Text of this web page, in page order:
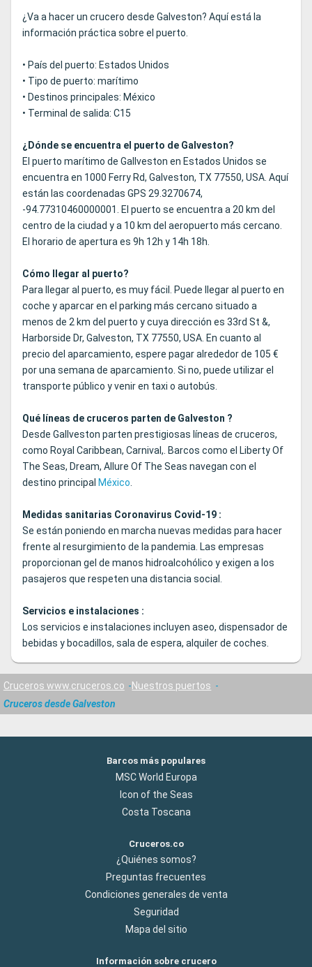
¿Va a hacer un crucero desde Galveston? Aquí está la
información práctica sobre el puerto.
• País del puerto: Estados Unidos
• Tipo de puerto: marítimo
• Destinos principales: México
• Terminal de salida: C15
¿Dónde se encuentra el puerto de Galveston?
El puerto marítimo de Gallveston en Estados Unidos se
encuentra en 1000 Ferry Rd, Galveston, TX 77550, USA. Aquí
están las coordenadas GPS 29.3270674,
-94.77310460000001. El puerto se encuentra a 20 km del
centro de la ciudad y a 10 km del aeropuerto más cercano.
El horario de apertura es 9h 12h y 14h 18h.
Cómo llegar al puerto?
Para llegar al puerto, es muy fácil. Puede llegar al puerto en
coche y aparcar en el parking más cercano situado a
menos de 2 km del puerto y cuya dirección es 33rd St &,
Harborside Dr, Galveston, TX 77550, USA. En cuanto al
precio del aparcamiento, espere pagar alrededor de 105 €
por una semana de aparcamiento. Si no, puede utilizar el
transporte público y venir en taxi o autobús.
Qué líneas de cruceros parten de Galveston ?
Desde Gallveston parten prestigiosas líneas de cruceros,
como Royal Caribbean, Carnival,. Barcos como el Liberty Of
The Seas, Dream, Allure Of The Seas navegan con el
destino principal México.
Medidas sanitarias Coronavirus Covid-19 :
Se están poniendo en marcha nuevas medidas para hacer
frente al resurgimiento de la pandemia. Las empresas
proporcionan gel de manos hidroalcohólico y exigen a los
pasajeros que respeten una distancia social.
Servicios e instalaciones :
Los servicios e instalaciones incluyen aseo, dispensador de
bebidas y bocadillos, sala de espera, alquiler de coches.
Cruceros www.cruceros.co
Nuestros puertos
Cruceros desde Galveston
Barcos más populares
MSC World Europa
Icon of the Seas
Costa Toscana
Cruceros.co
¿Quiénes somos?
Preguntas frecuentes
Condiciones generales de venta
Seguridad
Mapa del sitio
Información sobre crucero